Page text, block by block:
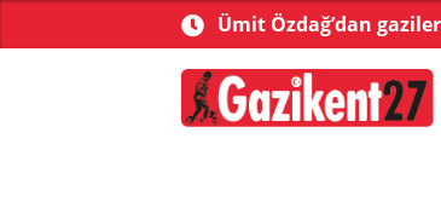
başlatıldı Ümit Özdağ’dan